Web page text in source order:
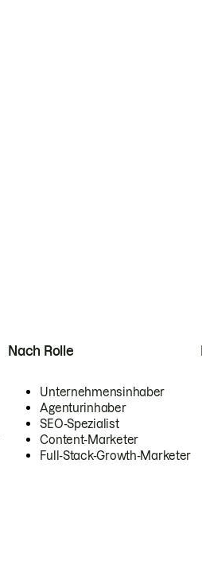
Nach Rolle
Unternehmensinhaber
Agenturinhaber
SEO-Spezialist
Content-Marketer
Full-Stack-Growth-Marketer